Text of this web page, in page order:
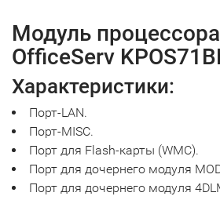
Модуль
OfficeServ
Характеристики:
Порт-LAN.
Порт-MISC.
Порт для Flash-карты (WMC).
Порт для дочернего модуля
Порт для дочернего модуля